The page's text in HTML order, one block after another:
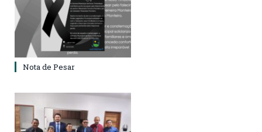
Nota de Pesar